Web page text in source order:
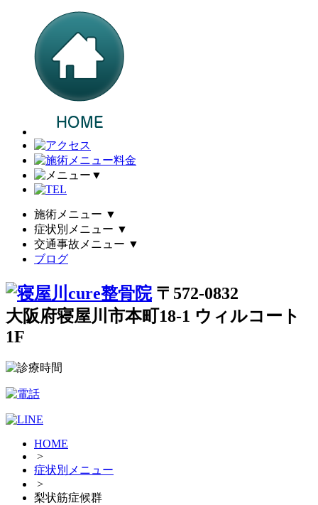
▼
施術メニュー ▼
症状別メニュー ▼
交通事故メニュー ▼
ブログ
〒572-0832
大阪府寝屋川市本町18-1 ウィルコート
1F
HOME
>
症状別メニュー
>
梨状筋症候群